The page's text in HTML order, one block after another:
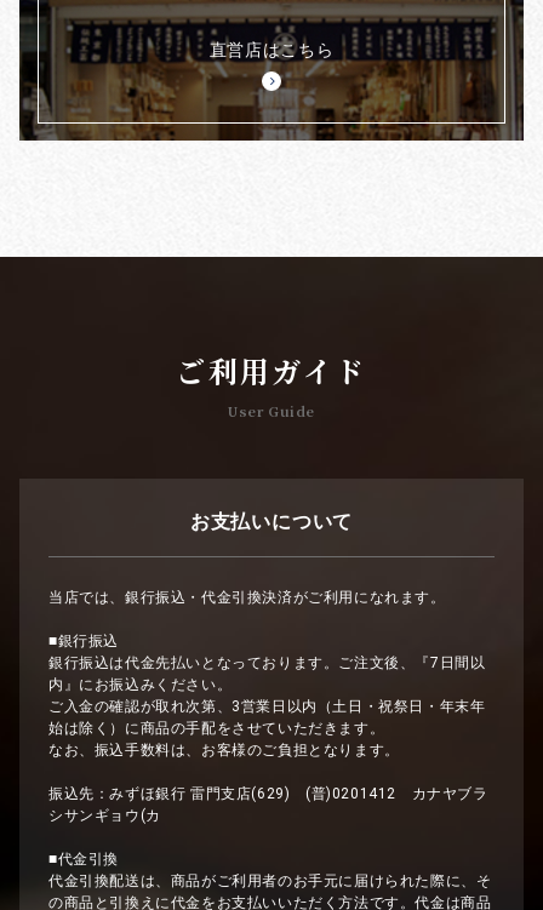
直営店はこちら
ご利用ガイド
User Guide
お支払いについて
当店では、銀行振込・代金引換決済がご利用になれます。
■銀行振込
銀行振込は代金先払いとなっております。ご注文後、『7日間以
内』にお振込みください。
ご入金の確認が取れ次第、3営業日以内（土日・祝祭日・年末年
始は除く）に商品の手配をさせていただきます。
なお、振込手数料は、お客様のご負担となります。
振込先：みずほ銀行 雷門支店(629) (普)0201412 カナヤブラ
シサンギョウ(カ
■代金引換
代金引換配送は、商品がご利用者のお手元に届けられた際に、そ
の商品と引換えに代金をお支払いいただく方法です。代金は商品